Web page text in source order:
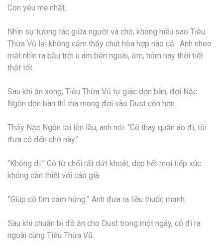
Con yêu mẹ nhất.
Nhìn sự tương tác giữa người và chó, không hiểu sao Tiêu
Thừa Vũ lại không cảm thấy chút hòa hợp nào cả. Anh nheo
mắt nhìn ra bầu trời u ám bên ngoài, ừm, hôm nay thời tiết
thật tốt.
Sau khi ăn xong, Tiêu Thừa Vũ tự giác dọn bàn, đợi Nặc
Ngôn dọn bàn thì thà mong đợi vào Dust còn hơn.
Thấy Nặc Ngôn lại lên lầu, anh nói: “Cô thay quần áo đi, tôi
đưa cô đến chỗ này.”
“Không đi.” Cô từ chối rất dứt khoát, dẹp hết mọi tiếp xúc
không cần thiết với cáo già.
”Giúp cô tìm cảm hứng.” Anh đưa ra liều thuốc mạnh.
Sau khi chuẩn bị đồ ăn cho Dust trong một ngày, cô đi ra
ngoài cùng Tiêu Thừa Vũ.